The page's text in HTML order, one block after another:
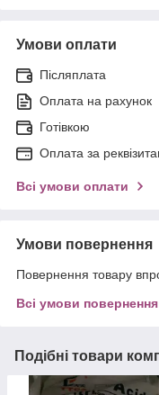
Умови оплати
Післяплата
Оплата на рахунок
Готівкою
Оплата за
Всі умови оплати
Умови повернення
Повернення товару
Всі умови повернення
Подібні товари